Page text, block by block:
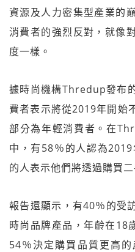
資源及人力密集型產業的
消費者的強烈反對，就像
度一樣。
據時尚機構Thredup發布
費者表示將從2019年開始
部分為年輕消費者。在
中，有58％的人認為
的人表示他們將透過購買
報告還顯示，有40％的受
時尚品牌產品，年齡在18
54％決定購買品質更高